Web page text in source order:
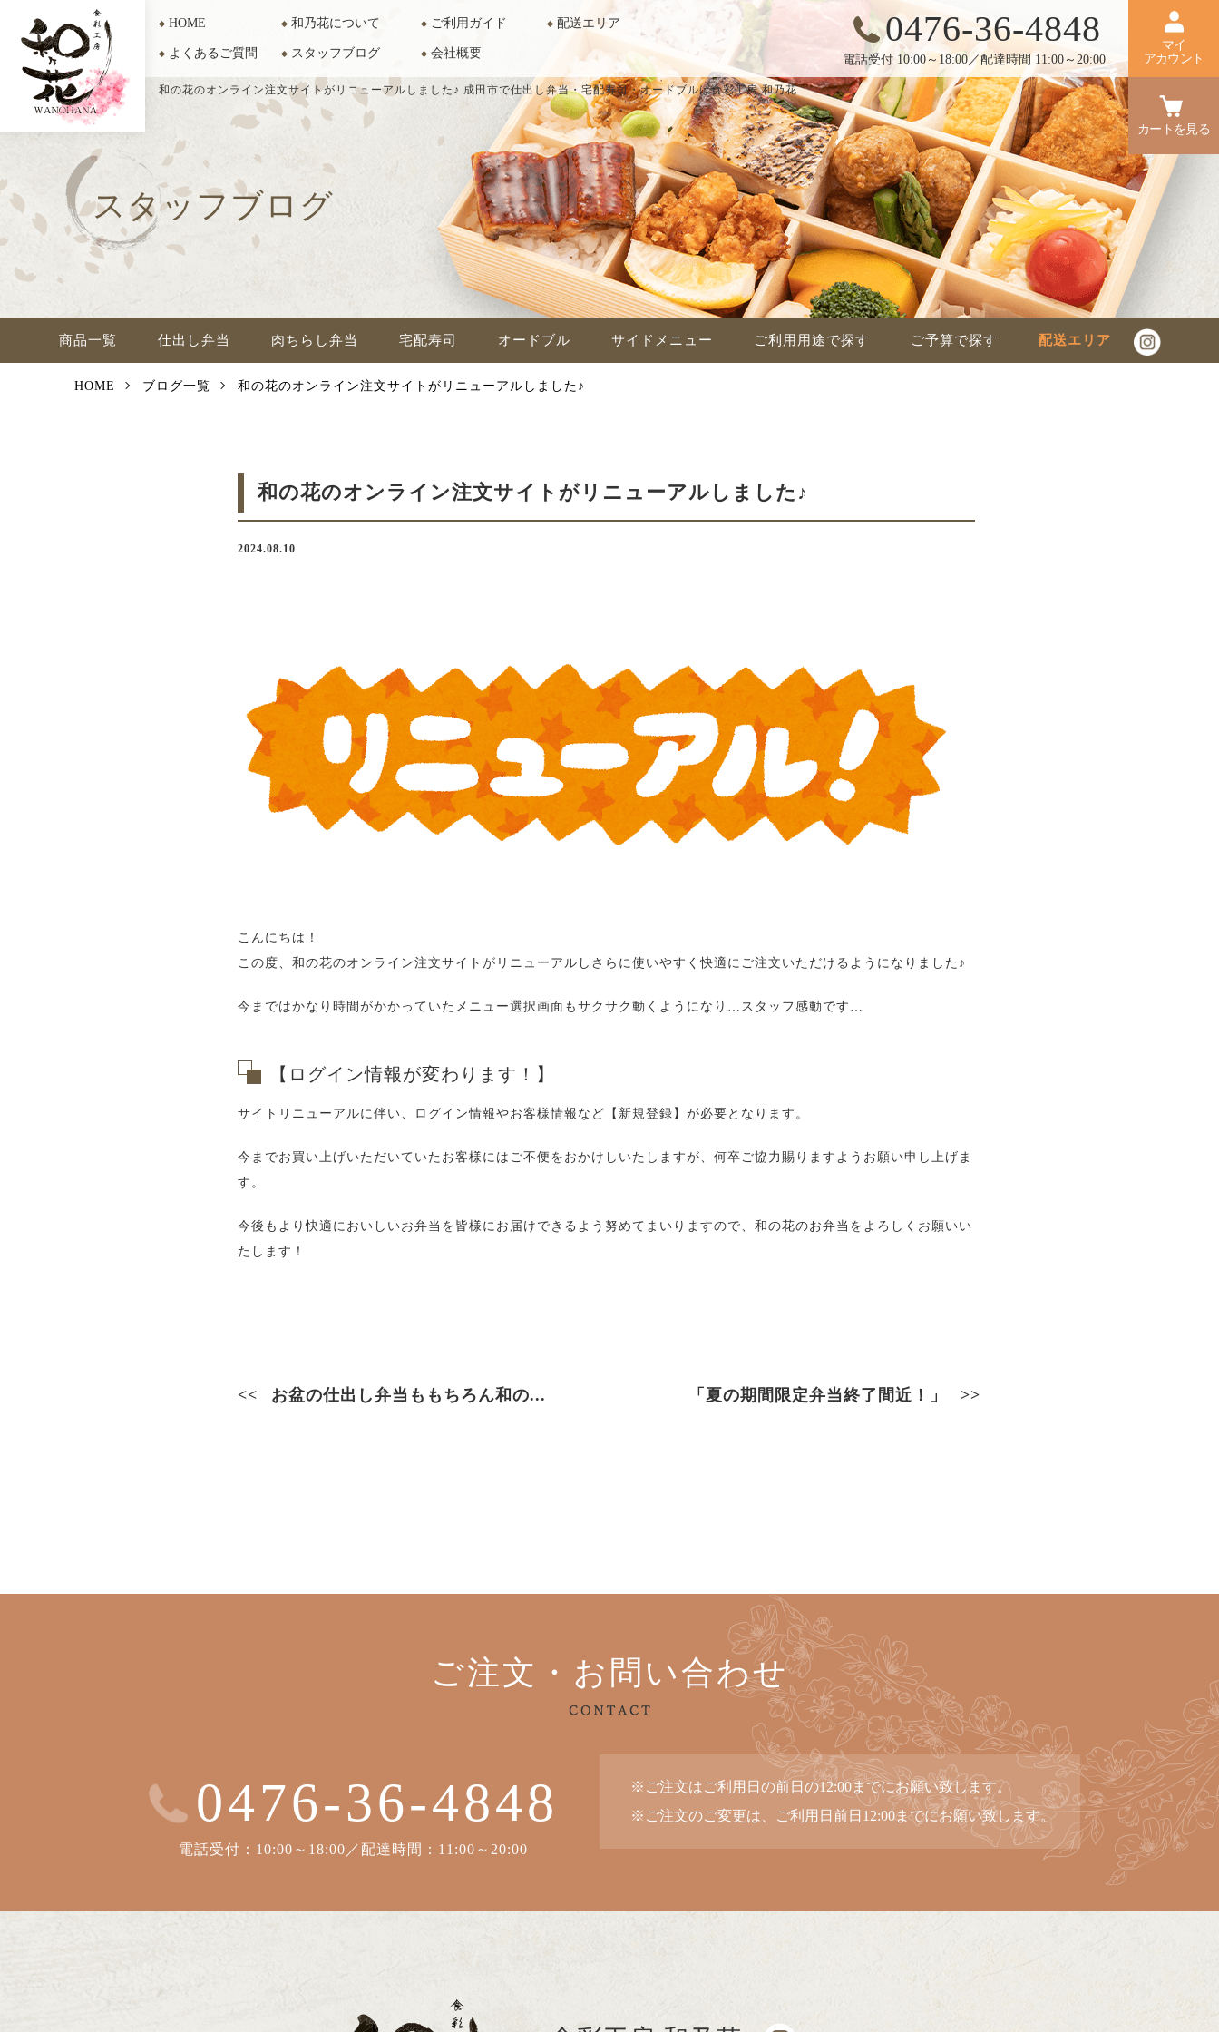
和の花のオンライン注文サイトがリニューアルしました♪ 成田市で仕出し弁当・宅配寿司・オードブルは食彩工房 和乃花
HOME 和乃花について ご利用ガイド 配送エリア
よくあるご質問 スタッフブログ 会社概要
0476-36-4848
電話受付 10:00～18:00／配達時間 11:00～20:00
マイ
アカウント
カートを見る
スタッフブログ
商品一覧 仕出し弁当 肉ちらし弁当 宅配寿司 オードブル サイドメニュー ご利用用途で探す ご予算で探す 配送エリア
HOME ブログ一覧 和の花のオンライン注文サイトがリニューアルしました♪
和の花のオンライン注文サイトがリニューアルしました♪
2024.08.10
こんにちは！
この度、和の花のオンライン注文サイトがリニューアルしさらに使いやすく快適にご注文いただけるようになりました♪
今まではかなり時間がかかっていたメニュー選択画面もサクサク動くようになり…スタッフ感動です…
【ログイン情報が変わります！】
サイトリニューアルに伴い、ログイン情報やお客様情報など【新規登録】が必要となります。
今までお買い上げいただいていたお客様にはご不便をおかけしいたしますが、何卒ご協力賜りますようお願い申し上げま
す。
今後もより快適においしいお弁当を皆様にお届けできるよう努めてまいりますので、和の花のお弁当をよろしくお願いい
たします！
お盆の仕出し弁当ももちろん和の... 「夏の期間限定弁当終了間近！」
ご注文・お問い合わせ
0476-36-4848
電話受付：10:00～18:00／配達時間：11:00～20:00
※ご注文はご利用日の前日の12:00までにお願い致します。
※ご注文のご変更は、ご利用日前日12:00までにお願い致します。